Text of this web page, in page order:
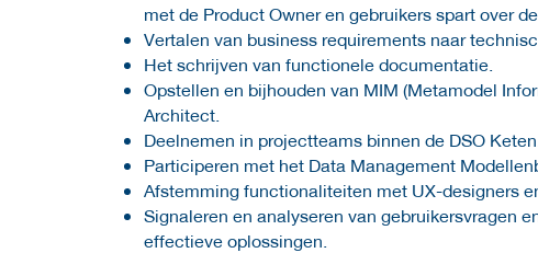
met de Product Owner en gebruikers spart over
Vertalen van business requirements naar
Het schrijven van functionele documentatie.
Opstellen en bijhouden van MIM (Metamodel
Architect.
Deelnemen in projectteams binnen de DSO Keten.
Participeren met het Data Management
Afstemming functionaliteiten met UX-designers
Signaleren en analyseren van gebruikersvragen
effectieve oplossingen.